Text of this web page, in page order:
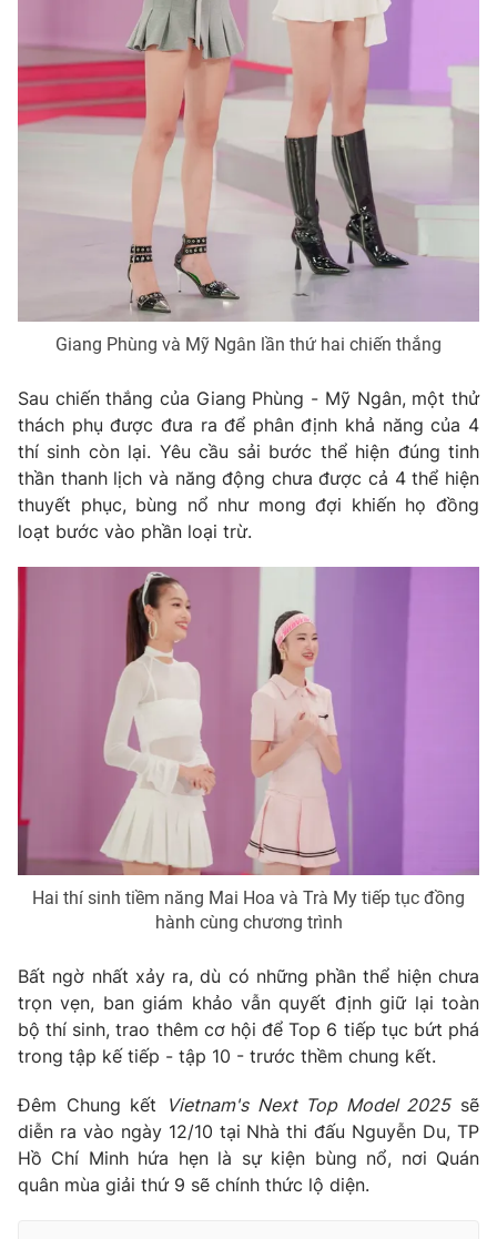
Giang Phùng và Mỹ Ngân lần thứ hai chiến thắng
Sau chiến thắng của Giang Phùng - Mỹ Ngân, một thử
thách phụ được đưa ra để phân định khả năng của 4
thí sinh còn lại. Yêu cầu sải bước thể hiện đúng tinh
thần thanh lịch và năng động chưa được cả 4 thể hiện
thuyết phục, bùng nổ như mong đợi khiến họ đồng
loạt bước vào phần loại trừ.
Hai thí sinh tiềm năng Mai Hoa và Trà My tiếp tục đồng
hành cùng chương trình
Bất ngờ nhất xảy ra, dù có những phần thể hiện chưa
trọn vẹn, ban giám khảo vẫn quyết định giữ lại toàn
bộ thí sinh, trao thêm cơ hội để Top 6 tiếp tục bứt phá
trong tập kế tiếp - tập 10 - trước thềm chung kết.
Đêm Chung kết Vietnam's Next Top Model 2025sẽ
diễn ra vào ngày 12/10 tại Nhà thi đấu Nguyễn Du, TP
Hồ Chí Minh hứa hẹn là sự kiện bùng nổ, nơi Quán
quân mùa giải thứ 9 sẽ chính thức lộ diện.